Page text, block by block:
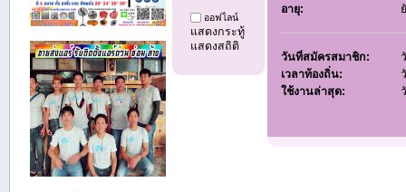
ออฟไลน์
แสดงกระทู้
แสดงสถิติ
อายุ:
วันที่สมัครสมาชิก:
เวลาท้องถิ่น:
ใช้งานล่าสุด: